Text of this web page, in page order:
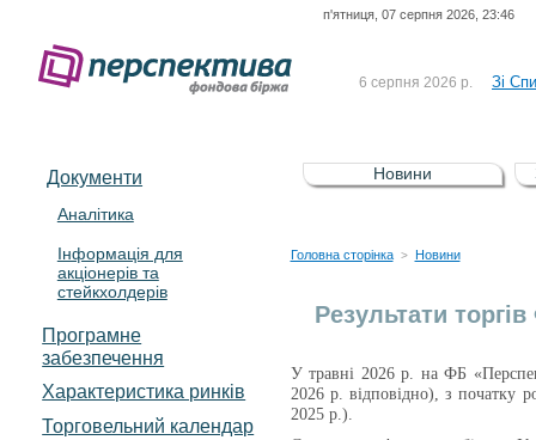
п'ятниця, 07 серпня 2026, 23:46
6 серпня 2026 р. Зі
5 серпня 2026 р.
Зі
UA4000232607)
4 серпня 2026 р.
Документи
Аналітика
Інформація для
акціонерів та
стейкхолдерів
Програмне
забезпечення
Характеристика pинків
Торговельний календар
Новини
Головна сторінка > Новини
Результати
У травні 2026 р. на ФБ
2026 р. відповідно), з початку
2025 р.).